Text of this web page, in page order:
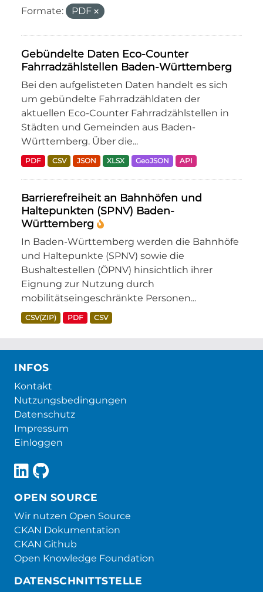
Formate: PDF
Gebündelte Daten Eco-Counter
Fahrradzählstellen Baden-Württemberg
Bei den aufgelisteten Daten handelt es sich
um gebündelte Fahrradzähldaten der
aktuellen Eco-Counter Fahrradzählstellen in
Städten und Gemeinden aus Baden-
Württemberg. Über die...
PDF CSV JSON XLSX GeoJSON API
Barrierefreiheit an Bahnhöfen und
Haltepunkten (SPNV) Baden-
Württemberg
In Baden-Württemberg werden die Bahnhöfe
und Haltepunkte (SPNV) sowie die
Bushaltestellen (ÖPNV) hinsichtlich ihrer
Eignung zur Nutzung durch
mobilitätseingeschränkte Personen...
CSV(ZIP) PDF CSV
INFOS
Kontakt
Nutzungsbedingungen
Datenschutz
Impressum
Einloggen
OPEN SOURCE
Wir nutzen Open Source
CKAN Dokumentation
CKAN Github
Open Knowledge Foundation
DATENSCHNITTSTELLE